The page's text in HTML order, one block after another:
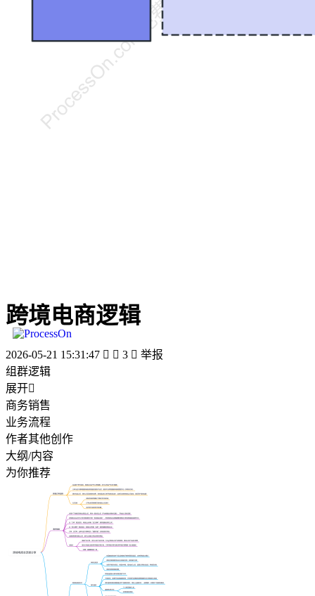
跨境电商逻辑
2026-05-21 15:31:47   3  举报
组群逻辑
展开
商务销售
业务流程
作者其他创作
大纲/内容
为你推荐